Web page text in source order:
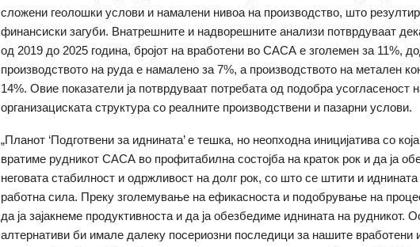
сложени геолошки услови и намалени нивоа на производство, што
финансиски загуби. Внатрешните и надворешните анализи потврдуваат
од 2019 до 2025 година, бројот на вработени во САСА е зголемен за 11%,
производството на руда е намалено за 7%, а производството на метален
14%. Овие показатели ја потврдуваат потребата од подобра усогласеност
организациската структура со реалните производствени и пазарни услови.
„Планот ‘Подготвени за иднината’ е тешка, но неопходна иницијатива со
вратиме рудникот САСА во профитабилна состојба на краток рок и да ја
неговата стабилност и одржливост на долг рок,со што се штити и
работна сила. Преку зголемување на ефикасноста и подобрување на
да ја зајакнеме продуктивноста и да ја обезбедиме иднината на рудникот.
алтернативи би имале далеку посериозни последици за нашите вработени